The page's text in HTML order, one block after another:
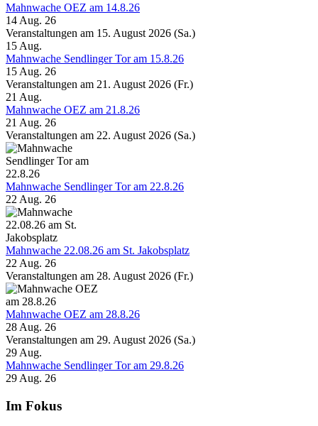
Mahnwache OEZ am 14.8.26
14 Aug. 26
Veranstaltungen am 15. August 2026 (Sa.)
15 Aug.
Mahnwache Sendlinger Tor am 15.8.26
15 Aug. 26
Veranstaltungen am 21. August 2026 (Fr.)
21 Aug.
Mahnwache OEZ am 21.8.26
21 Aug. 26
Veranstaltungen am 22. August 2026 (Sa.)
Mahnwache Sendlinger Tor am 22.8.26
22 Aug. 26
Mahnwache 22.08.26 am St. Jakobsplatz
22 Aug. 26
Veranstaltungen am 28. August 2026 (Fr.)
Mahnwache OEZ am 28.8.26
28 Aug. 26
Veranstaltungen am 29. August 2026 (Sa.)
29 Aug.
Mahnwache Sendlinger Tor am 29.8.26
29 Aug. 26
Im Fokus